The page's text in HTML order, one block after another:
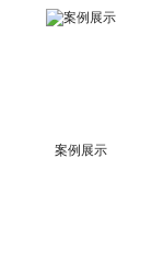
案例展示